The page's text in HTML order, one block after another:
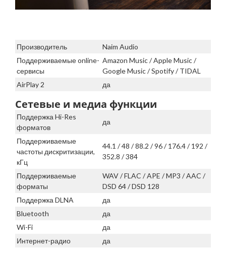
Производитель
Naim Audio
Поддерживаемые online-
сервисы
Amazon Music / Apple Music /
Google Music / Spotify / TIDAL
AirPlay 2
да
Сетевые и медиа функции
Поддержка Hi-Res
форматов
да
Поддерживаемые
частоты дискритизации,
кГц
44.1 / 48 / 88.2 / 96 / 176.4 / 192 /
352.8 / 384
Поддерживаемые
форматы
WAV / FLAC / APE / MP3 / AAC /
DSD 64 / DSD 128
Поддержка DLNA
да
Bluetooth
да
Wi-Fi
да
Интернет-радио
да